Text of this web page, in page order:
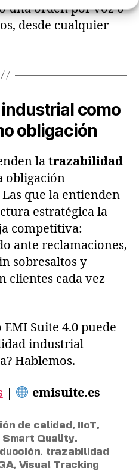
una orden por voz o
desde cualquier
como
obligación
la trazabilidad
obligación
que la entienden
estratégica la
competitiva:
ante reclamaciones,
sobresaltos y
clientes cada vez
Suite 4.0 puede
industrial
Hablemos.
| emisuite.es
de calidad , IIoT,
Smart Quality,
, trazabilidad
, Visual Tracking